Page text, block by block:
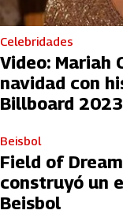
Celebridades
Video: Mariah
navidad con
Billboard 2023
Beisbol
Field of
construyó un
Beisbol